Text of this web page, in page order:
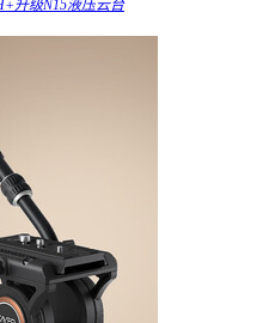
升级N15液压云台